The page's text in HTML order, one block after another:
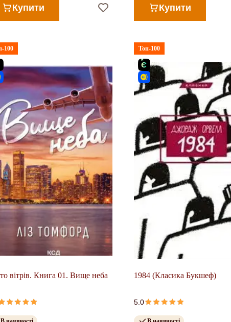
Купити Купити
100
вітрів. Книга 01. Вище неба
Топ-100
1984 (Класика Букшеф)
5.0